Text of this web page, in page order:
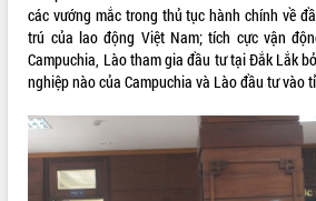
để phát triển du lịch Đắk Lắk
Khởi động Dự án Đầu tư xây dựng hạ
tầng kỹ thuật Cụm công nghiệp Tân
Tiến
niệm 101 năm Ngày Báo chí Cách
mạng Việt Nam
Đắk Lắk sơ kết 4 năm triển khai thực
các vướng mắc trong thủ tục hành chính về
trú của lao động Việt Nam; tích cực vận
Campuchia, Lào tham gia đầu tư tại Đắk Lắk
nghiệp nào của Campuchia và Lào đầu tư vào